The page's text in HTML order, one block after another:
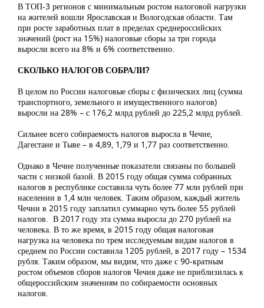
В ТОП-3 регионов с минимальным ростом налоговой нагрузки
на жителей вошли Ярославская и Вологодская области. Там
при росте заработных плат в пределах среднероссийских
значений (рост на 15%) налоговые сборы за три города
выросли всего на 8% и 6% соответственно.
СКОЛЬКО НАЛОГОВ СОБРАЛИ?
В целом по России налоговые сборы с физических лиц (сумма
транспортного, земельного и имущественного налогов)
выросли на 28% – с 176,2 млрд рублей до 225,2 млрд рублей.
Сильнее всего собираемость налогов выросла в Чечне,
Дагестане и Тыве – в 4,89, 1,79 и 1,77 раз соответственно.
Однако в Чечне полученные показатели связаны по большей
части с низкой базой. В 2015 году общая сумма собранных
налогов в республике составила чуть более 77 млн рублей при
населении в 1,4 млн человек. Таким образом, каждый житель
Чечни в 2015 году заплатил суммарно чуть более 55 рублей
налогов. В 2017 году эта сумма выросла до 270 рублей на
человека. В то же время, в 2015 году общая налоговая
нагрузка на человека по трем исследуемым видам налогов в
среднем по России составила 1205 рублей, в 2017 году – 1534
рубля. Таким образом, мы видим, что даже с 90-кратным
ростом объемов сборов налогов Чечня даже не приблизилась к
общероссийским значениям по собираемости основных
налогов.